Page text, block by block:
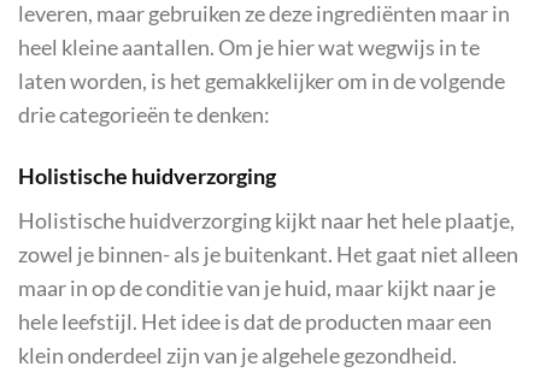
leveren, maar gebruiken ze deze ingrediënten maar in
heel kleine aantallen. Om je hier wat wegwijs in te
laten worden, is het gemakkelijker om in de volgende
drie categorieën te denken:
Holistische huidverzorging
Holistische huidverzorging kijkt naar het hele plaatje,
zowel je binnen- als je buitenkant. Het gaat niet alleen
maar in op de conditie van je huid, maar kijkt naar je
hele leefstijl. Het idee is dat de producten maar een
klein onderdeel zijn van je algehele gezondheid.